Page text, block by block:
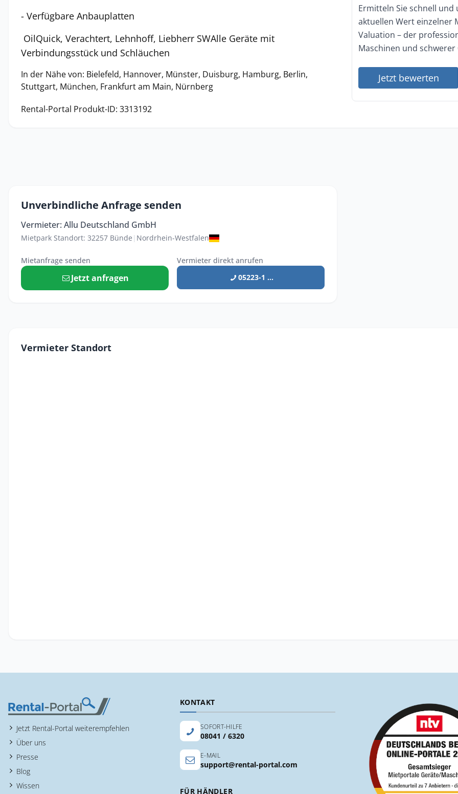
- Verfügbare Anbauplatten
OilQuick, Verachtert, Lehnhoff, Liebherr SWAlle Geräte mit
Verbindungsstück und Schläuchen
In der Nähe von: Bielefeld, Hannover, Münster, Duisburg, Hamburg, Berlin,
Stuttgart, München, Frankfurt am Main, Nürnberg
Rental-Portal Produkt-ID: 3313192
Ermitteln Sie schnell
aktuellen Wert einzelner
Valuation – der
Maschinen und schwerer
Jetzt bewerten
Unverbindliche Anfrage senden
Vermieter: Allu Deutschland GmbH
Mietpark Standort: 32257 Bünde | Nordrhein-Westfalen
Mietanfrage senden
Jetzt anfragen
Vermieter direkt anrufen
05223-1 ...
Vermieter Standort
Jetzt Rental-Portal weiterempfehlen
Über uns
Presse
Blog
Wissen
KONTAKT
SOFORT-HILFE
08041 / 6320
E-MAIL
support@rental-portal.com
FÜR HÄNDLER